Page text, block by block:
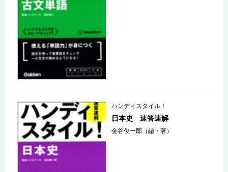
ハンディスタイル！
日本史 速答速解
金谷俊一郎（編・著）